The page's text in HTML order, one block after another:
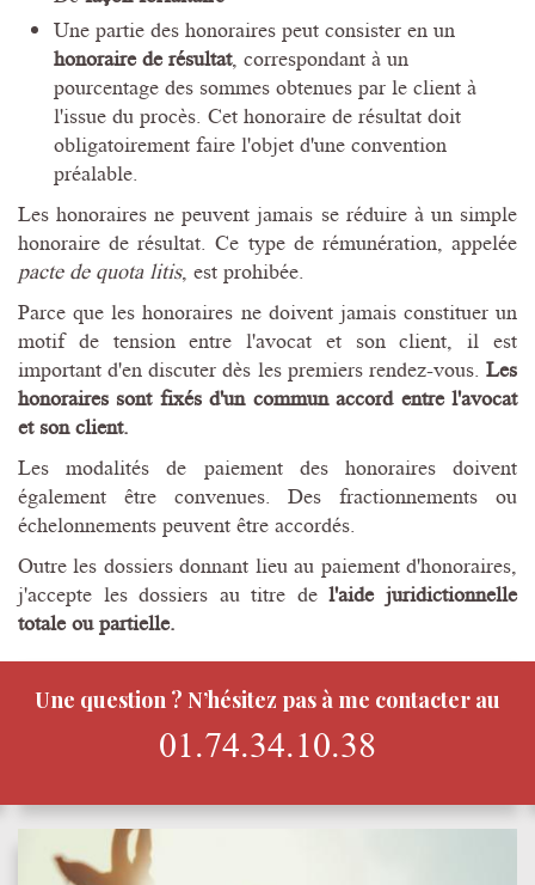
Une partie des honoraires peut consister en un
honoraire de résultat, correspondant à un
pourcentage des sommes obtenues par le client à
l'issue du procès. Cet honoraire de résultat doit
obligatoirement faire l'objet d'une convention
préalable.
Les honoraires ne peuvent jamais se réduire à un simple
honoraire de résultat. Ce type de rémunération, appelée
pacte de quota litis, est prohibée.
Parce que les honoraires ne doivent jamais constituer un
motif de tension entre l'avocat et son client, il est
important d'en discuter dès les premiers rendez-vous. Les
honoraires sont fixés d'un commun accord entre l'avocat
et son client.
Les modalités de paiement des honoraires doivent
également être convenues. Des fractionnements ou
échelonnements peuvent être accordés.
Outre les dossiers donnant lieu au paiement d'honoraires,
j'accepte les dossiers au titre del'aide juridictionnelle
totale ou partielle.
Une question ? N’hésitez pas à me contacter au
01.74.34.10.38